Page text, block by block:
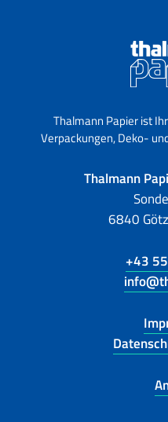
Thalmann Papier ist
Verpackungen, Deko-
Thalmann
6840
+43